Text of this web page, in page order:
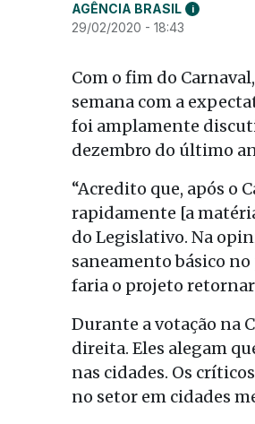
AGÊNCIA BRASIL i
29/02/2020 - 18:43
Com o fim do
semana com a
foi amplamente
dezembro do último
“Acredito que, após o
rapidamente [a
do Legislativo. Na
saneamento básico
faria o projeto retornar
Durante a votação na
direita. Eles alegam
nas cidades. Os
no setor em cidades